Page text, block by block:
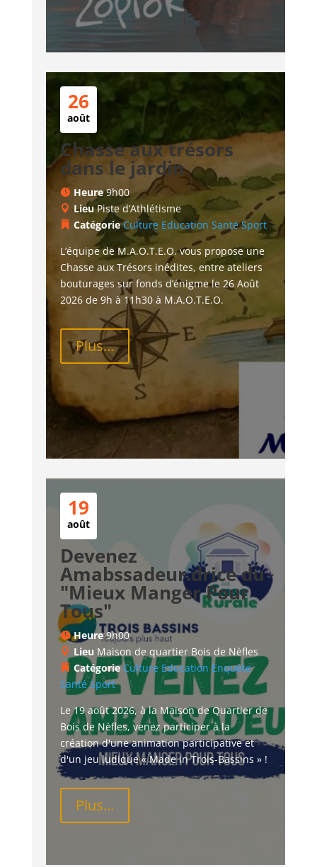
26
août
Chasse aux trésors
dans le jardin
Heure9h00
LieuPiste d’Athlétisme
CatégorieCulture Education Santé Sport
L’équipe de M.A.O.T.E.O. vous propose une
Chasse aux Trésors inédites, entre ateliers
bouturages sur fonds d’énigme le 26 Août
2026 de 9h à 11h30 à M.A.O.T.E.O.
Plus...
19
août
Devenez
Amabssadeur.drice du
"Mieux Manger Pour
Tous"
Heure9h00
Lieu Maison de quartier Bois de Nèfles
CatégorieCulture Education Enquête
Santé Sport
Le 19 août 2026, à la Maison de Quartier de
Bois de Nèfles, venez participer à la
création d'une animation participative et
d'un jeu ludique « Made in Trois-Bassins » !
Plus...